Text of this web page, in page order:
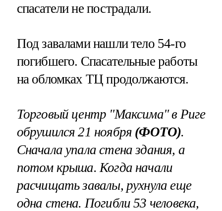
спасатели не пострадали.
Под завалами нашли тело 54-го
погибшего. Спасательные работы
на обломках ТЦ продолжаются.
Торговый центр "Максима" в Риге
обрушился 21 ноября (ФОТО).
Сначала упала стена здания, а
потом крыша. Когда начали
расчищать завалы, рухнула еще
одна стена. Погибли 53 человека,